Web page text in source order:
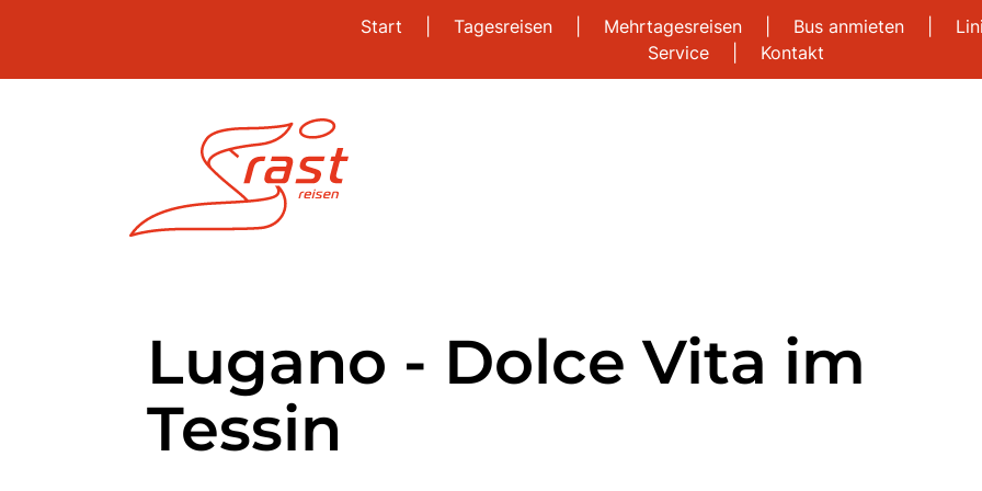
Start Tagesreisen Mehrtagesreisen Bus anmieten
Service
Kontakt
Lugano - Dolce Vita im
Tessin